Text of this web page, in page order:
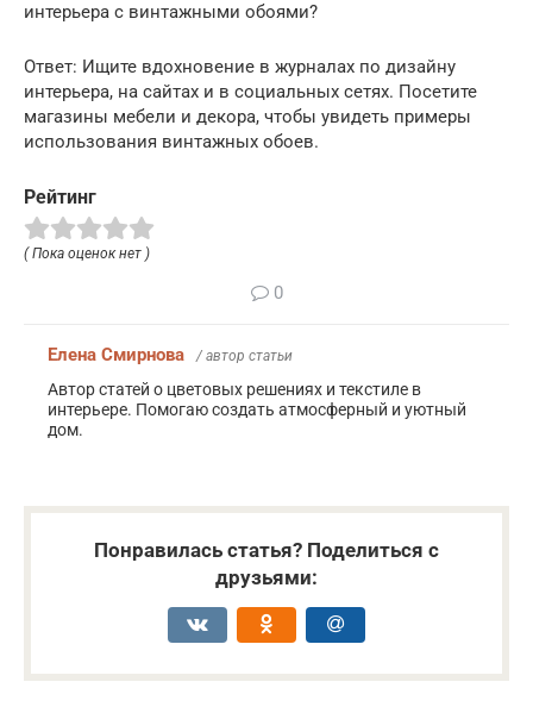
интерьера с винтажными обоями?
Ответ: Ищите вдохновение в журналах по дизайну
интерьера, на сайтах и в социальных сетях. Посетите
магазины мебели и декора, чтобы увидеть примеры
использования винтажных обоев.
Рейтинг
( Пока оценок нет )
0
Елена Смирнова / автор статьи
Автор статей о цветовых решениях и текстиле в
интерьере. Помогаю создать атмосферный и уютный
дом.
Понравилась статья? Поделиться с
друзьями: